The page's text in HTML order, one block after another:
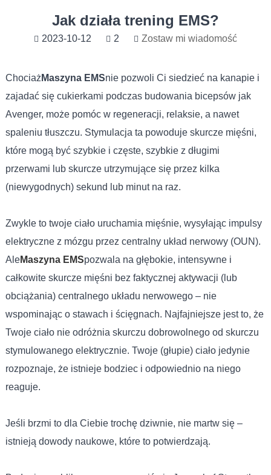
Jak działa trening EMS?
2023-10-12 2 Zostaw mi wiadomość
Chociaż Maszyna EMSnie pozwoli Ci siedzieć na kanapie i
zajadać się cukierkami podczas budowania bicepsów jak
Avenger, może pomóc w regeneracji, relaksie, a nawet
spaleniu tłuszczu. Stymulacja ta powoduje skurcze mięśni,
które mogą być szybkie i częste, szybkie z długimi
przerwami lub skurcze utrzymujące się przez kilka
(niewygodnych) sekund lub minut na raz.
Zwykle to twoje ciało uruchamia mięśnie, wysyłając impulsy
elektryczne z mózgu przez centralny układ nerwowy (OUN).
AleMaszyna EMSpozwala na głębokie, intensywne i
całkowite skurcze mięśni bez faktycznej aktywacji (lub
obciążania) centralnego układu nerwowego – nie
wspominając o stawach i ścięgnach. Najfajniejsze jest to, że
Twoje ciało nie odróżnia skurczu dobrowolnego od skurczu
stymulowanego elektrycznie. Twoje (głupie) ciało jedynie
rozpoznaje, że istnieje bodziec i odpowiednio na niego
reaguje.
Jeśli brzmi to dla Ciebie trochę dziwnie, nie martw się –
istnieją dowody naukowe, które to potwierdzają.